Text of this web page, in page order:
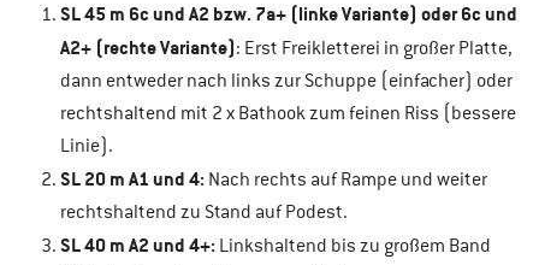
SL 45 m 6c und A2 bzw. 7a+ (linke Variante) oder 6c und
A2+ (rechte Variante): Erst Freikletterei in großer Platte,
dann entweder nach links zur Schuppe (einfacher) oder
rechtshaltend mit 2 x Bathook zum feinen Riss (bessere
Linie).
SL 20 m A1 und 4: Nach rechts auf Rampe und weiter
rechtshaltend zu Stand auf Podest.
SL 40 m A2 und 4+: Linkshaltend bis zu großem Band